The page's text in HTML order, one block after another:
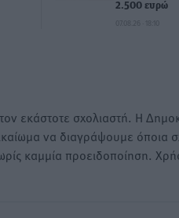
2.500 ευρώ
07.08.26 · 18:10
εκάστοτε σχολιαστή. Η
να διαγράψουμε όποια
καμμία προειδοποίηση.